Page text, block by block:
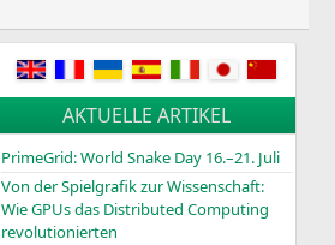
AKTUELLE ARTIKEL
PrimeGrid: World Snake Day 16.–21. Juli
Von der Spielgrafik zur Wissenschaft:
Wie GPUs das Distributed Computing
revolutionierten